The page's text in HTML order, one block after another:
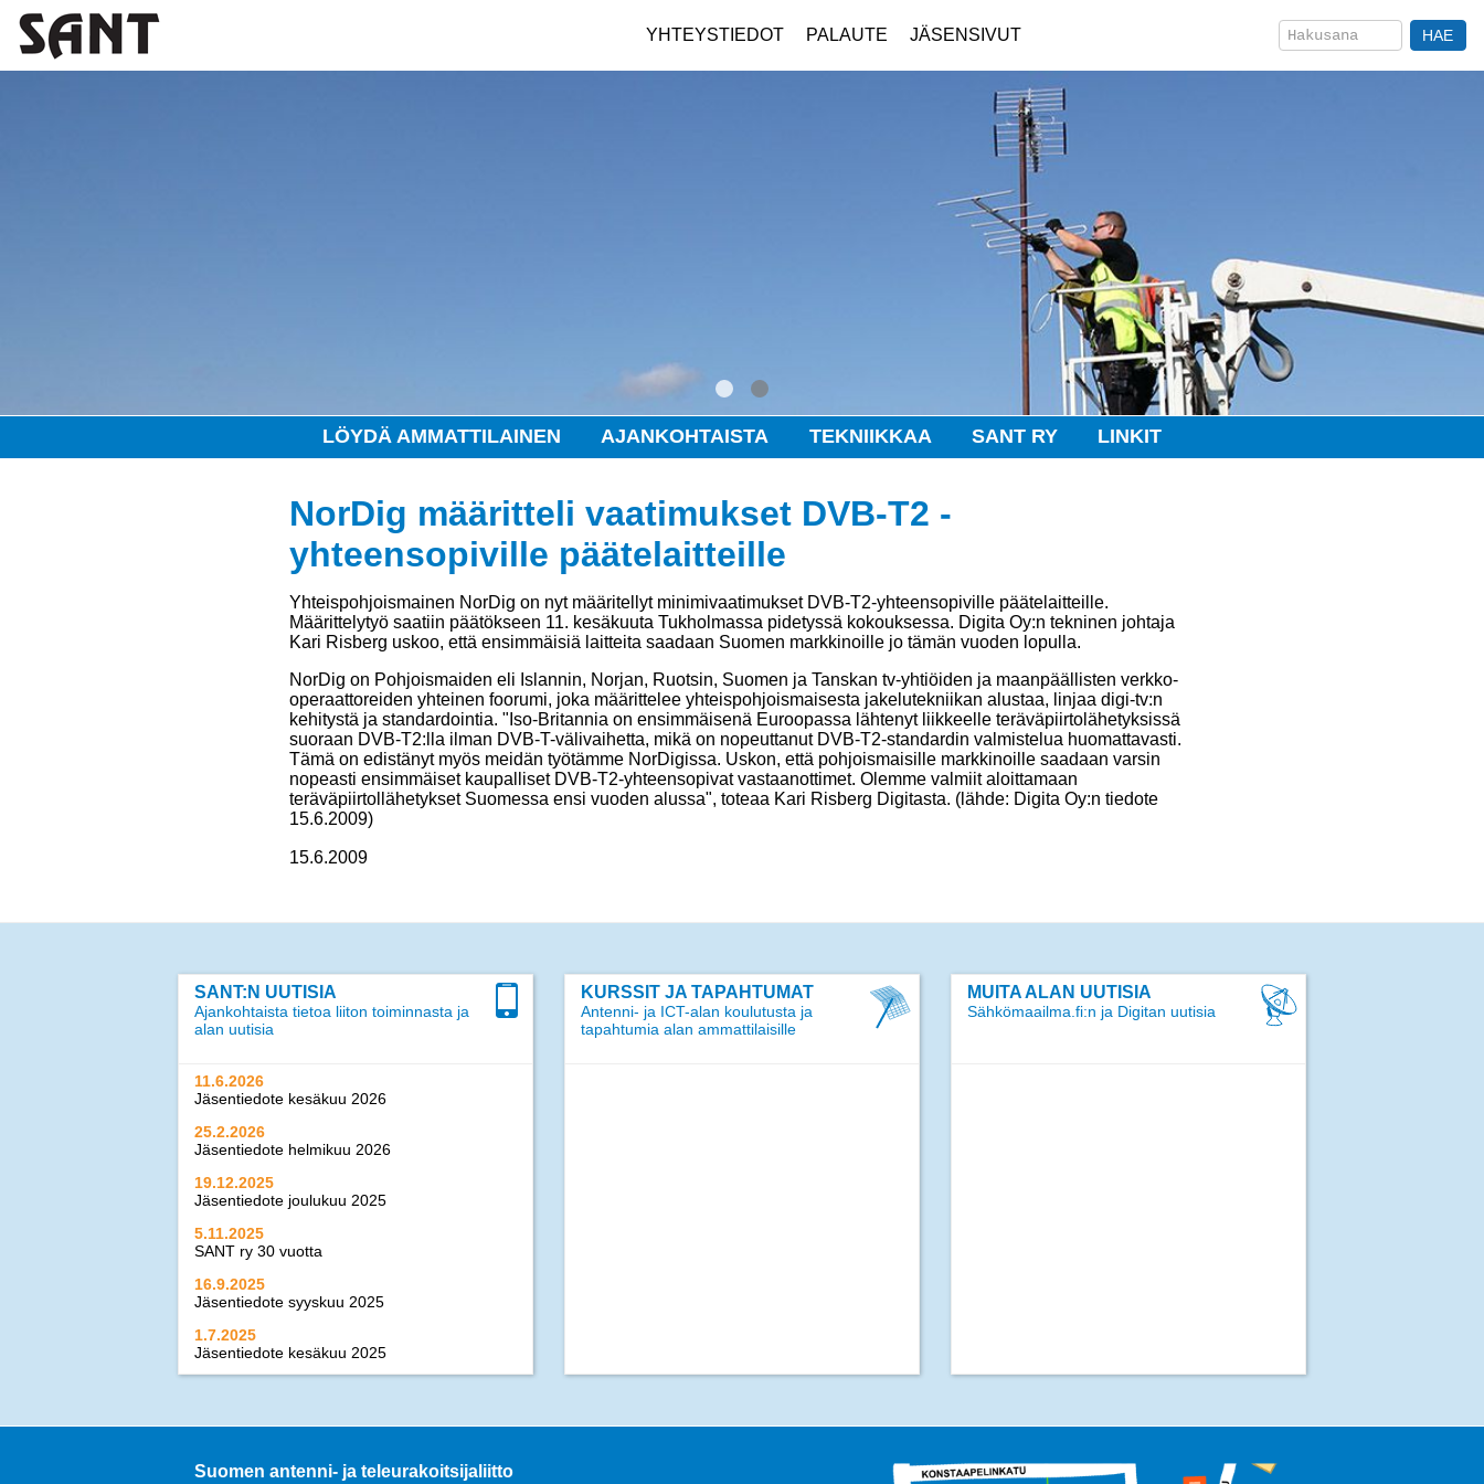
YHTEYSTIEDOT PALAUTE JÄSENSIVUT
1 2
LÖYDÄ AMMATTILAINEN AJANKOHTAISTA TEKNIIKKAA SANT RY LINKIT
NorDig määritteli vaatimukset DVB-T2 -
yhteensopiville päätelaitteille
Yhteispohjoismainen NorDig on nyt määritellyt minimivaatimukset DVB-T2-yhteensopiville päätelaitteille.
Määrittelytyö saatiin päätökseen 11. kesäkuuta Tukholmassa pidetyssä kokouksessa. Digita Oy:n tekninen johtaja
Kari Risberg uskoo, että ensimmäisiä laitteita saadaan Suomen markkinoille jo tämän vuoden lopulla.
NorDig on Pohjoismaiden eli Islannin, Norjan, Ruotsin, Suomen ja Tanskan tv-yhtiöiden ja maanpäällisten verkko-
operaattoreiden yhteinen foorumi, joka määrittelee yhteispohjoismaisesta jakelutekniikan alustaa, linjaa digi-tv:n
kehitystä ja standardointia. "Iso-Britannia on ensimmäisenä Euroopassa lähtenyt liikkeelle teräväpiirtolähetyksissä
suoraan DVB-T2:lla ilman DVB-T-välivaihetta, mikä on nopeuttanut DVB-T2-standardin valmistelua huomattavasti.
Tämä on edistänyt myös meidän työtämme NorDigissa. Uskon, että pohjoismaisille markkinoille saadaan varsin
nopeasti ensimmäiset kaupalliset DVB-T2-yhteensopivat vastaanottimet. Olemme valmiit aloittamaan
teräväpiirtollähetykset Suomessa ensi vuoden alussa", toteaa Kari Risberg Digitasta. (lähde: Digita Oy:n tiedote
15.6.2009)
15.6.2009
SANT:N UUTISIA
Ajankohtaista tietoa liiton toiminnasta ja
alan uutisia
11.6.2026
Jäsentiedote kesäkuu 2026
25.2.2026
Jäsentiedote helmikuu 2026
19.12.2025
Jäsentiedote joulukuu 2025
5.11.2025
SANT ry 30 vuotta
16.9.2025
Jäsentiedote syyskuu 2025
1.7.2025
Jäsentiedote kesäkuu 2025
KURSSIT JA TAPAHTUMAT
Antenni- ja ICT-alan koulutusta ja
tapahtumia alan ammattilaisille
MUITA ALAN UUTISIA
Sähkömaailma.fi:n ja Digitan uutisia
Suomen antenni- ja teleurakoitsijaliitto